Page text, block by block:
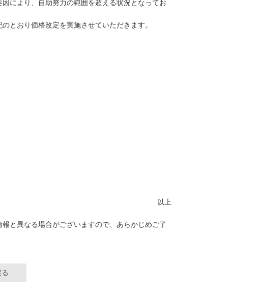
により、自助努力の範囲を超える状況となってお
とおり価格改定を実施させていただきます。
以上
と異なる場合がございますので、あらかじめご了